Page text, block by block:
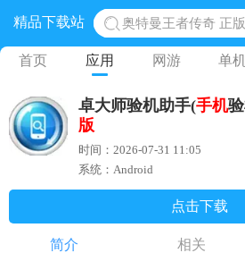
精品下载站
奥特曼王者传奇 正
地铁跑酷体验服国
黎明觉醒生机腾讯
首页 应用 网游 单
卓大师验机助手(手机
版
时间：2026-07-31 11:05
系统：Android
点击下载
简介 相关